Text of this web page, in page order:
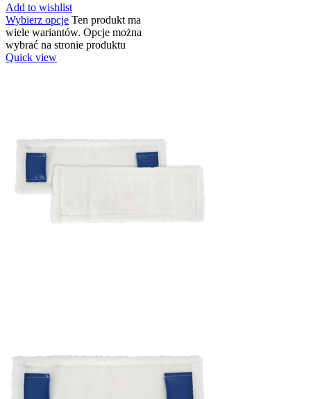
Add to wishlist
Wybierz opcje Ten produkt ma
wiele wariantów. Opcje można
wybrać na stronie produktu
Quick view